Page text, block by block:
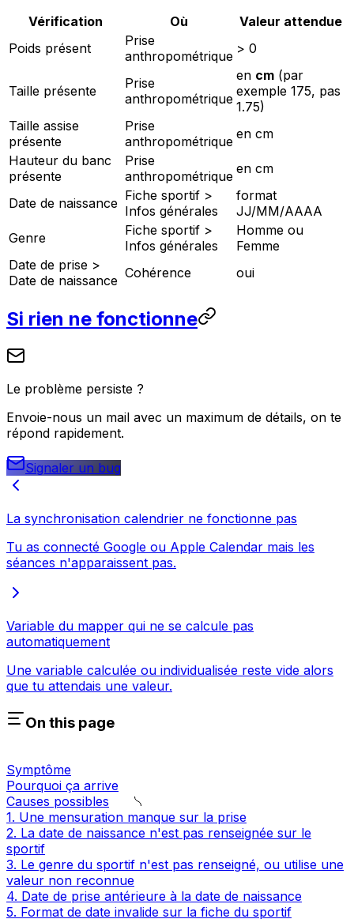
Vérification Où
Valeur attendue
Poids présent
Prise
anthropométrique > 0
Taille présente
Prise
anthropométrique
en cm (par
exemple 175, pas
1.75)
Taille assise
présente
Prise
anthropométrique en cm
Hauteur du banc
présente
Prise
anthropométrique en cm
Date de naissance Fiche sportif >
Infos générales
format
JJ/MM/AAAA
Genre
Fiche sportif >
Infos générales
Homme ou
Femme
Date de prise >
Date de naissance Cohérence oui
Si rien ne fonctionne
Le problème persiste ?
Envoie-nous un mail avec un maximum de détails, on te
répond rapidement.
Signaler un bug
La synchronisation calendrier ne fonctionne pas
Tu as connecté Google ou Apple Calendar mais les
séances n'apparaissent pas.
Variable du mapper qui ne se calcule pas
automatiquement
Une variable calculée ou individualisée reste vide alors
que tu attendais une valeur.
On this page
Symptôme
Pourquoi ça arrive
Causes possibles
1. Une mensuration manque sur la prise
2. La date de naissance n'est pas renseignée sur le
sportif
3. Le genre du sportif n'est pas renseigné, ou utilise une
valeur non reconnue
4. Date de prise antérieure à la date de naissance
5. Format de date invalide sur la fiche du sportif